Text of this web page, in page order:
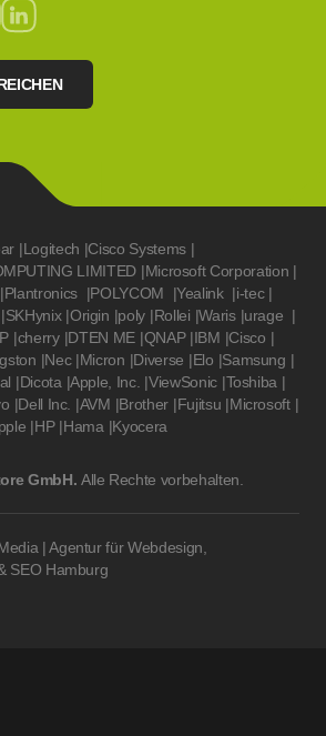
|Logitech |Cisco Systems |
LIMITED |Microsoft Corporation |
|Plantronics |POLYCOM |Yealink |i-tec |
|SKHynix |Origin |poly |Rollei |Waris |urage |
|cherry |DTEN ME |QNAP |IBM |Cisco |
|Nec |Micron |Diverse |Elo |Samsung |
|Dicota |Apple, Inc. |ViewSonic |Toshiba |
|Dell Inc. |AVM |Brother |Fujitsu |Microsoft |
|HP |Hama |Kyocera
GmbH. Alle Rechte vorbehalten.
| Agentur für Webdesign,
SEO Hamburg